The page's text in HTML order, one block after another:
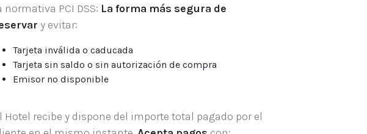
normativa PCI DSS: La forma más segura de
y evitar:
Tarjeta inválida o caducada
Tarjeta sin saldo o sin autorización de compra
Emisor no disponible
Hotel recibe y dispone del importe total pagado por el